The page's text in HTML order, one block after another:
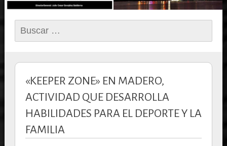
Buscar:
«KEEPER ZONE» EN MADERO,
ACTIVIDAD QUE DESARROLLA
HABILIDADES PARA EL DEPORTE Y LA
FAMILIA